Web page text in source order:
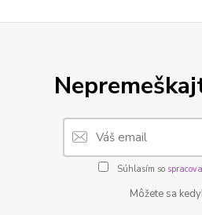
Súhlasím so
Môžete sa